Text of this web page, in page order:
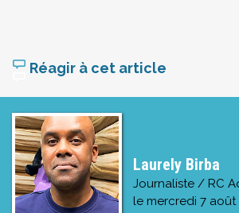
Réagir à cet article
Laurely Birba
Journaliste / RC
le mercredi 7 août